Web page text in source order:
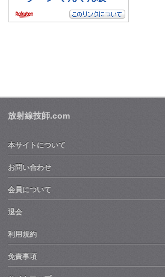
放射線技師.com
本サイトについて
お問い合わせ
会員について
退会
利用規約
免責事項